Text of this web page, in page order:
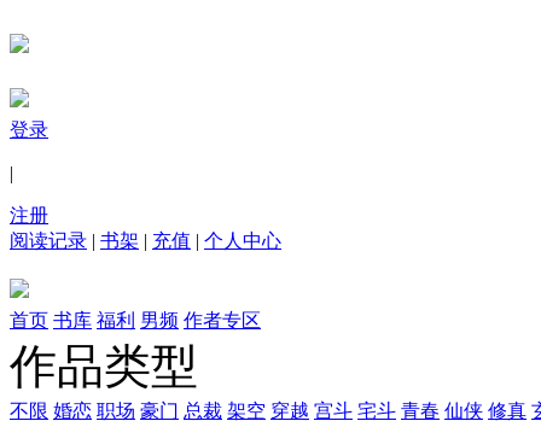
登录
|
注册
阅读记录 | 书架 | 充值 | 个人中心
首页 书库 福利 男频 作者专区
作品类型
不限 婚恋 职场 豪门 总裁 架空 穿越 宫斗 宅斗 青春 仙侠 修真